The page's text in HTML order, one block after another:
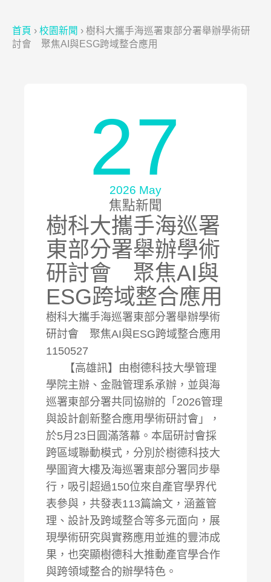
首頁 › 校園新聞 › 樹科大攜手海巡署東部分署舉辦學術研
討會 聚焦AI與ESG跨域整合應用
27
2026 May
焦點新聞
樹科大攜手海巡署
東部分署舉辦學術
研討會 聚焦AI與
ESG跨域整合應用
樹科大攜手海巡署東部分署舉辦學術
研討會 聚焦AI與ESG跨域整合應用
1150527
【高雄訊】由樹德科技大學管理
學院主辦、金融管理系承辦，並與海
巡署東部分署共同協辦的「2026管理
與設計創新整合應用學術研討會」，
於5月23日圓滿落幕。本屆研討會採
跨區域聯動模式，分別於樹德科技大
學圖資大樓及海巡署東部分署同步舉
行，吸引超過150位來自產官學界代
表參與，共發表113篇論文，涵蓋管
理、設計及跨域整合等多元面向，展
現學術研究與實務應用並進的豐沛成
果，也突顯樹德科大推動產官學合作
與跨領域整合的辦學特色。